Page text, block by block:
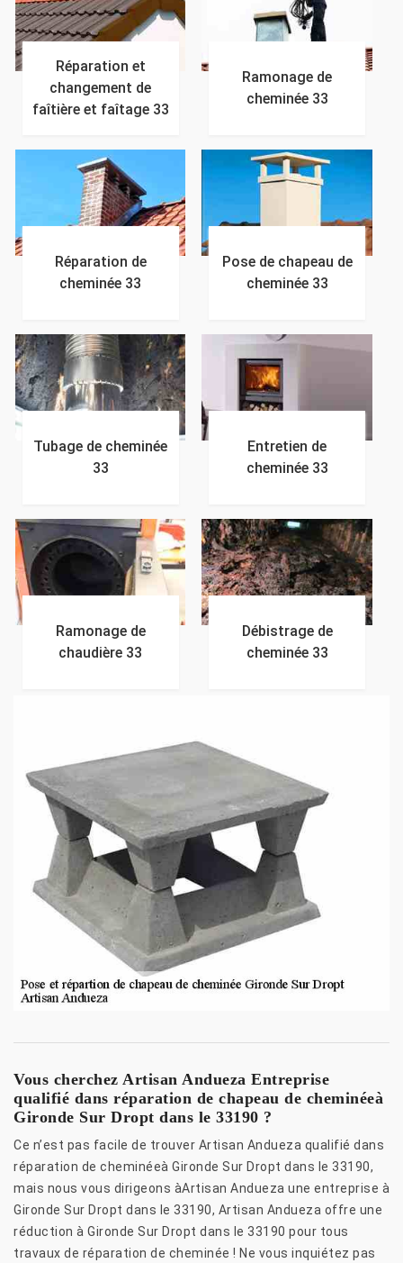
Réparation et
changement de
faîtière et faîtage 33
Ramonage de
cheminée 33
Réparation de
cheminée 33
Pose de chapeau de
cheminée 33
Tubage de cheminée
33
Entretien de
cheminée 33
Ramonage de
chaudière 33
Débistrage de
cheminée 33
Vous cherchez Artisan Andueza Entreprise
qualifié dans réparation de chapeau de cheminéeà
Gironde Sur Dropt dans le 33190 ?
Ce n’est pas facile de trouver Artisan Andueza qualifié dans
réparation de cheminéeà Gironde Sur Dropt dans le 33190,
mais nous vous dirigeons àArtisan Andueza une entreprise à
Gironde Sur Dropt dans le 33190, Artisan Andueza offre une
réduction à Gironde Sur Dropt dans le 33190 pour tous
travaux de réparation de cheminée ! Ne vous inquiétez pas